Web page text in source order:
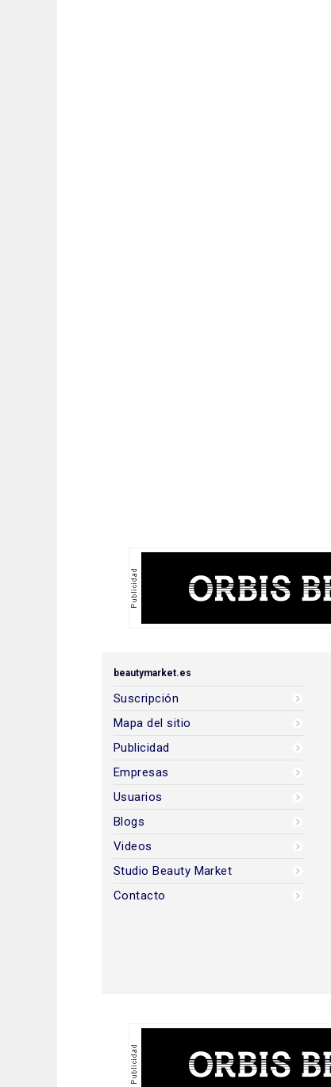
beautymarket.es
Suscripción
Mapa del sitio
Publicidad
Empresas
Usuarios
Blogs
Videos
Studio Beauty Market
Contacto